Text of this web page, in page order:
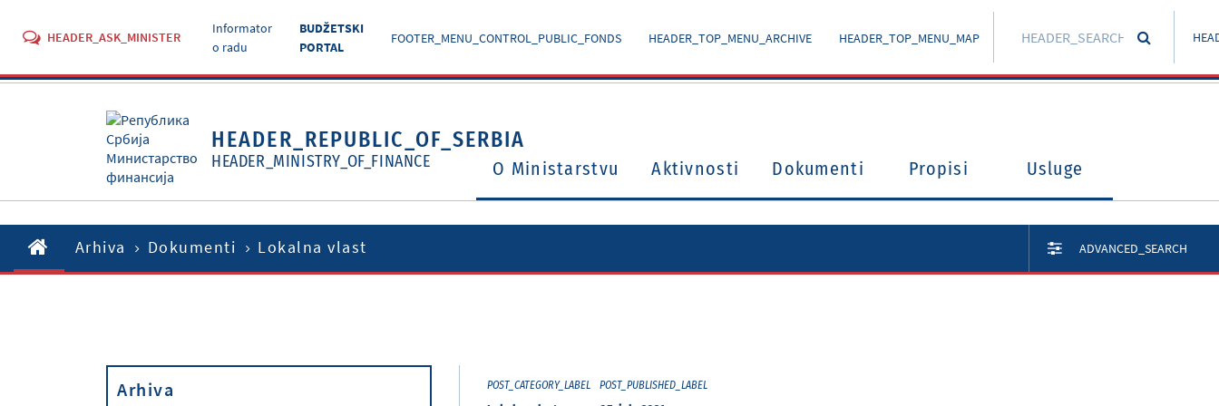
HEADER_ASK_MINISTER
Informator
o radu
BUDŽETSKI
PORTAL
FOOTER_MENU_CONTROL_PUBLIC_FONDS HEADER_TOP_MENU_ARCHIVE HEADER_TOP_MENU_MAP
HEADER_REPUBLIC_OF_SERBIA
HEADER_MINISTRY_OF_FINANCE O Ministarstvu Aktivnosti Dokumenti Propisi Usluge
Arhiva Dokumenti Lokalna vlast ADVANCED_SEARCH
Arhiva POST_CATEGORY_LABEL POST_PUBLISHED_LABEL